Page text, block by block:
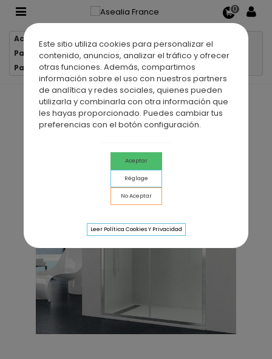
Este sitio utiliza cookies para personalizar el
contenido, anuncios, analizar el tráfico y ofrecer
otras funciones. Además, compartimos
información sobre el uso con nuestros partners
de analítica y redes sociales, quienes pueden
utilizarla y combinarla con otra información que
les hayas proporcionado. Puedes cambiar tus
preferencias con el botón configuración.
Aceptar
Réglage
No Aceptar
Leer Política Cookies Y Privacidad
0
Accueil
Parois de douche 1 verre fixe + 1 porte coulissante
Paroi de douche VF + PC PRESTIGE